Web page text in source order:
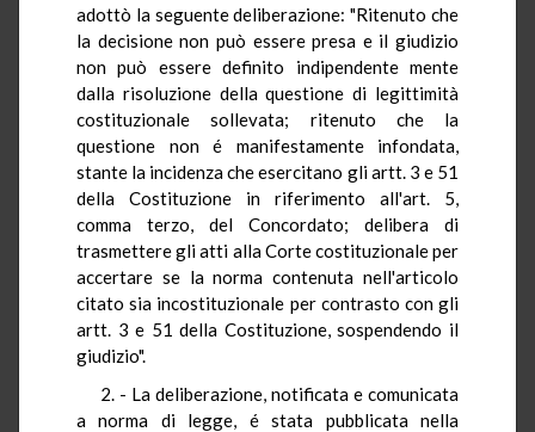
adottò la seguente deliberazione: "Ritenuto che
la decisione non può essere presa e il giudizio
non può essere definito indipendente mente
dalla risoluzione della questione di legittimità
costituzionale sollevata; ritenuto che la
questione non é manifestamente infondata,
stante la incidenza che esercitano gli artt. 3 e 51
della Costituzione in riferimento all'art. 5,
comma terzo, del Concordato; delibera di
trasmettere gli atti alla Corte costituzionale per
accertare se la norma contenuta nell'articolo
citato sia incostituzionale per contrasto con gli
artt. 3 e 51 della Costituzione, sospendendo il
giudizio".
2. - La deliberazione, notificata e comunicata
a norma di legge, é stata pubblicata nella